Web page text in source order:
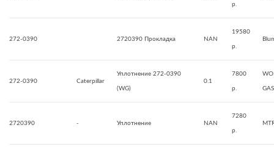
р.
272-0390 2720390 Прокладка NAN
19580
р.
272-0390 Caterpillar
Уплотнение 272-0390
(WG)
0.1
7800
р.
2720390 - Уплотнение NAN
7280
р.